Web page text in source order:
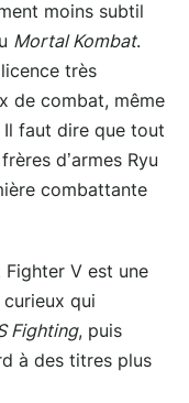
moins subtil
Mortal Kombat.
très
de combat, même
Il faut dire que tout
d’armes Ryu
combattante
Fighter V est une
qui
Fighting, puis
à des titres plus